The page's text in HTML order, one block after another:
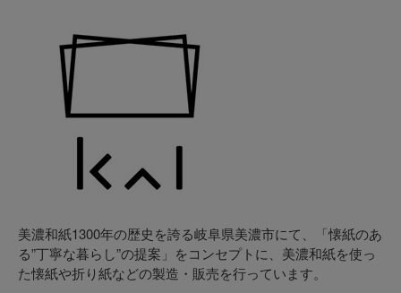
美濃和紙1300年の歴史を誇る岐阜県美濃市にて、「懐紙のあ
る”丁寧な暮らし”の提案」をコンセプトに、美濃和紙を使っ
た懐紙や折り紙などの製造・販売を行っています。